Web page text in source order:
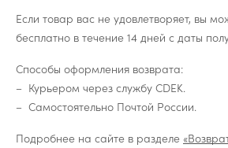
Если товар вас не удовлетворяет, вы
бесплатно в течение 14 дней с даты
Способы оформления возврата:
Курьером через службу CDEK.
Самостоятельно Почтой России.
Подробнее на сайте в разделе